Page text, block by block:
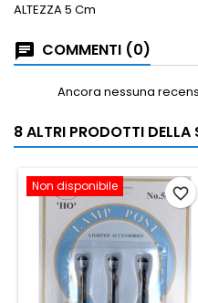
ALTEZZA 5 Cm
COMMENTI (0)
Ancora nessuna
8 ALTRI PRODOTTI DELLA
Non disponibile favorite_border